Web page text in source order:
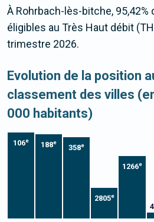
À Rohrbach-lès-bitche,
éligibles au Très Haut débit
trimestre 2026.
Evolution de la position
classement des villes
000 habitants)
106e 188e
358e
2805e
1266e